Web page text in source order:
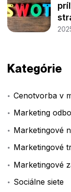
Kategórie
Cenotvorba v
Marketing
Marketingové
Marketingové
Marketingové
Sociálne siete